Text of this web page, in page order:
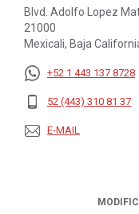
Blvd. Adolfo Lopez
21000
Mexicali, Baja
+52 1 443 137 8728
52 (443) 310 81 37
E-MAIL